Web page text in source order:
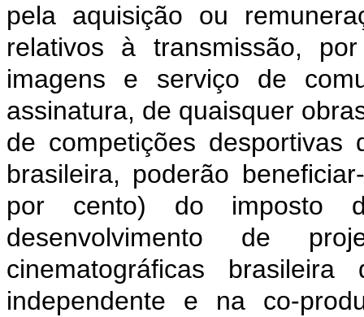
pela aquisição ou
relativos à transmissão,
imagens e serviço de
assinatura, de quaisquer
de competições desportivas
brasileira, poderão
por cento) do imposto
desenvolvimento de
cinematográficas
independente e na co-